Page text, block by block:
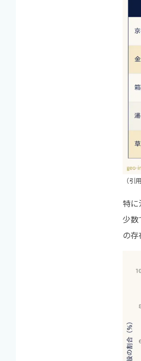
（引
特
少数
の